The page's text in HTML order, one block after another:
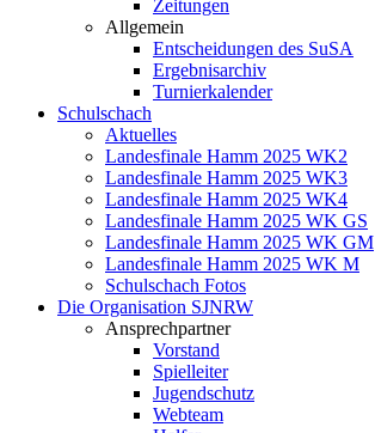
Zeitungen
Allgemein
Entscheidungen des SuSA
Ergebnisarchiv
Turnierkalender
Schulschach
Aktuelles
Landesfinale Hamm 2025 WK2
Landesfinale Hamm 2025 WK3
Landesfinale Hamm 2025 WK4
Landesfinale Hamm 2025 WK GS
Landesfinale Hamm 2025 WK GM
Landesfinale Hamm 2025 WK M
Schulschach Fotos
Die Organisation SJNRW
Ansprechpartner
Vorstand
Spielleiter
Jugendschutz
Webteam